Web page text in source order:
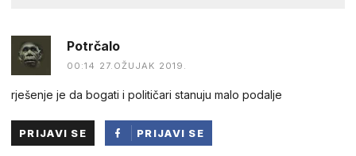
Potrčalo
00:14 27.OŽUJAK 2019.
rješenje je da bogati i političari stanuju malo podalje
PRIJAVI SE
PRIJAVI SE